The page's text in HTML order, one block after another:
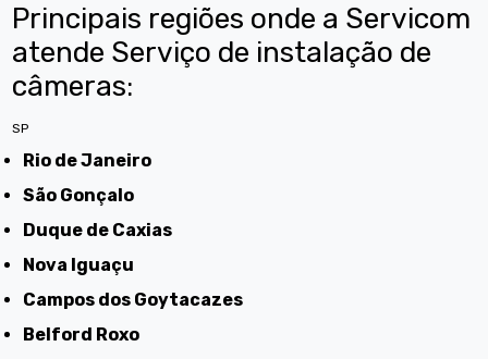
Principais regiões onde a Servicom
atende Serviço de instalação de
câmeras:
SP
Rio de Janeiro
São Gonçalo
Duque de Caxias
Nova Iguaçu
Campos dos Goytacazes
Belford Roxo